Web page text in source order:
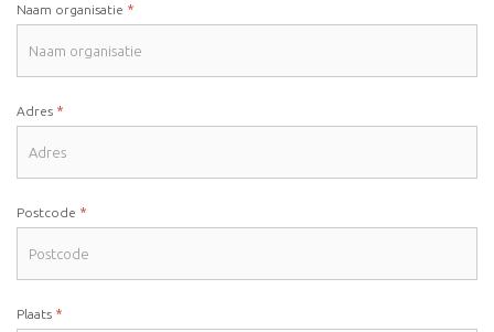
Naam organisatie *
Adres *
Postcode *
Plaats *